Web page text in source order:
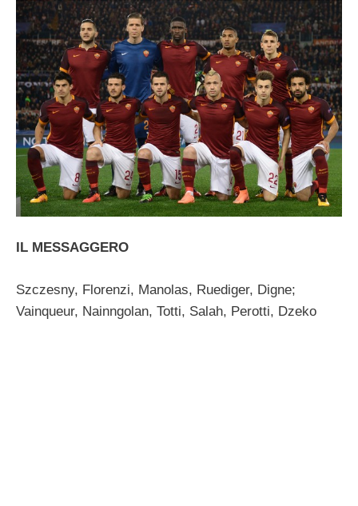
IL MESSAGGERO
Szczesny, Florenzi, Manolas, Ruediger, Digne;
Vainqueur, Nainngolan, Totti, Salah, Perotti, Dzeko